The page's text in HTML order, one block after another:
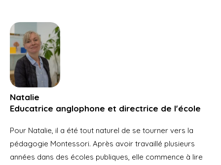
Natalie
Educatrice anglophone et directrice de l'école
Pour Natalie, il a été tout naturel de se tourner vers la
pédagogie Montessori. Après avoir travaillé plusieurs
années dans des écoles publiques, elle commence à lire